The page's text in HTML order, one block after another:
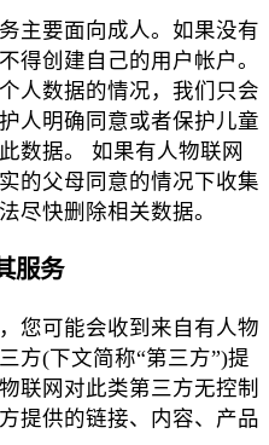
要面向成人。如果没有
得创建自己的用户帐户。
人数据的情况，我们只会
人明确同意或者保护儿童
数据。 如果有人物联网
的父母同意的情况下收集
尽快删除相关数据。
服务
可能会收到来自有人物
方(下文简称“第三方”)提
联网对此类第三方无控制
提供的链接、内容、产品